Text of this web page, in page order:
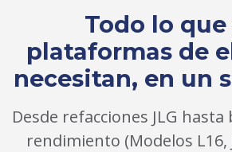
Todo lo que
plataformas de
necesitan, en un
Desde refacciones JLG
rendimiento (Modelos L16,